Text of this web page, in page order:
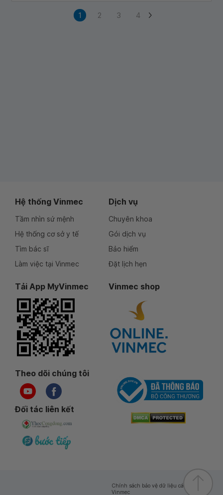
1 2 3 4
Hệ thống Vinmec
Tầm nhìn sứ mệnh
Hệ thống cơ sở y tế
Tìm bác sĩ
Làm việc tại Vinmec
Dịch vụ
Chuyên khoa
Gói dịch vụ
Bảo hiểm
Đặt lịch hẹn
Tải App MyVinmec Vinmec shop
Theo dõi chúng tôi
Đối tác liên kết
Chính sách bảo vệ dữ liệu cá nhân của
Vinmec